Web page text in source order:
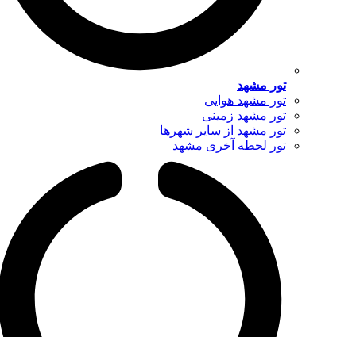
تور مشهد
تور مشهد هوایی
تور مشهد زمینی
تور مشهد از سایر شهرها
تور لحظه آخری مشهد